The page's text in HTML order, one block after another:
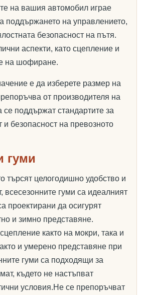
на вашия автомобил играе
поддържането на управлението,
безопасност на пътя.
аспекти, като сцепление и
на шофиране.
е да изберете размер на
от производителя на
се поддържат стандартите за
и безопасност на превозното
гуми
търсят целогодишно удобство и
всесезонните гуми са идеалният
проектирани да осигурят
и зимно представяне.
както на мокри, така и
и умерено представяне при
гуми са подходящи за
където не настъпват
условия.Не се препоръчват